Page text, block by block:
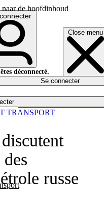
naar de hoofdinhoud
Close menu
déconnecté.
Se connecter
russe
TRANSPORT